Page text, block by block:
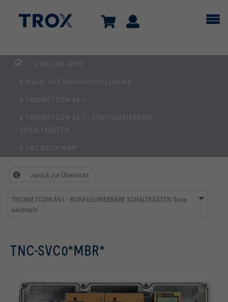
ONLINE SHOP
Brand- und Rauchschutzsysteme
TROXNETCOM AS-i
TROXNETCOM AS-I - KONFIGURIERBARE
SCHALTKÄSTEN
TNC-SVC0*MBR*
zurück zur Übersicht
TROXNETCOM AS-I - KONFIGURIERBARE SCHALTKÄSTEN Serie
wechseln
TNC-SVC0*MBR*